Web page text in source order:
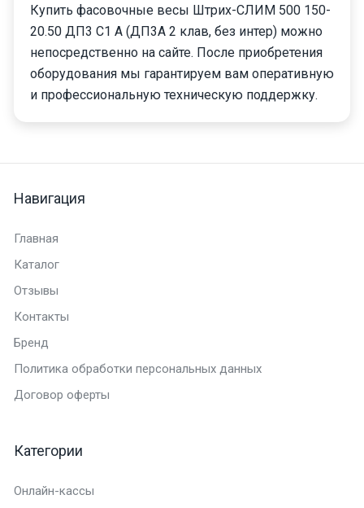
Купить фасовочные весы Штрих-СЛИМ 500 150-
20.50 ДП3 С1 А (ДП3А 2 клав, без интер) можно
непосредственно на сайте. После приобретения
оборудования мы гарантируем вам оперативную
и профессиональную техническую поддержку.
Навигация
Главная
Каталог
Отзывы
Контакты
Бренд
Политика обработки персональных данных
Договор оферты
Категории
Онлайн-кассы